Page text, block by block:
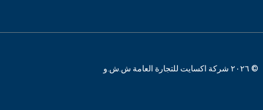
© ٢٠٢٦ شركة اكسايت للتجارة العامة ش.ش.و